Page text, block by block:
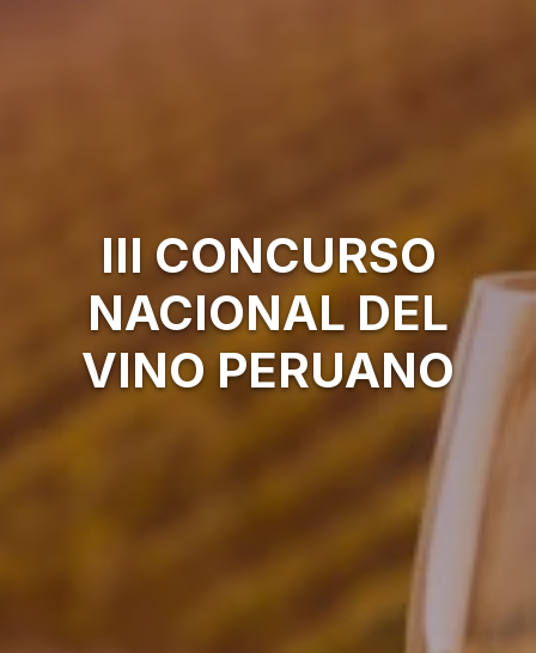
III CONCURSO
NACIONAL DEL
VINO PERUANO